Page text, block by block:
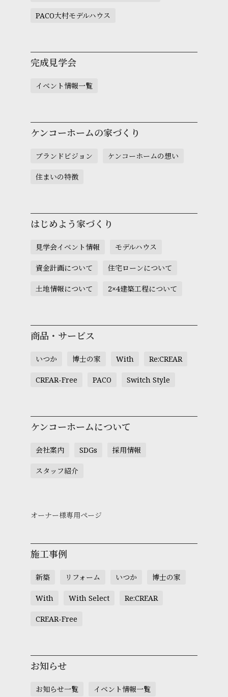
PACO大村モデルハウス
完成見学会
イベント情報一覧
ケンコーホームの家づくり
ブランドビジョン ケンコーホームの想い
住まいの特徴
はじめよう家づくり
見学会イベント情報 モデルハウス
資金計画について 住宅ローンについて
土地情報について 2×4建築工程について
商品・サービス
いつか 博士の家 With Re:CREAR
CREAR-Free PACO Switch Style
ケンコーホームについて
会社案内 SDGs 採用情報
スタッフ紹介
オーナー様専用ページ
施工事例
新築 リフォーム いつか 博士の家
With With Select Re:CREAR
CREAR-Free
お知らせ
お知らせ一覧 イベント情報一覧